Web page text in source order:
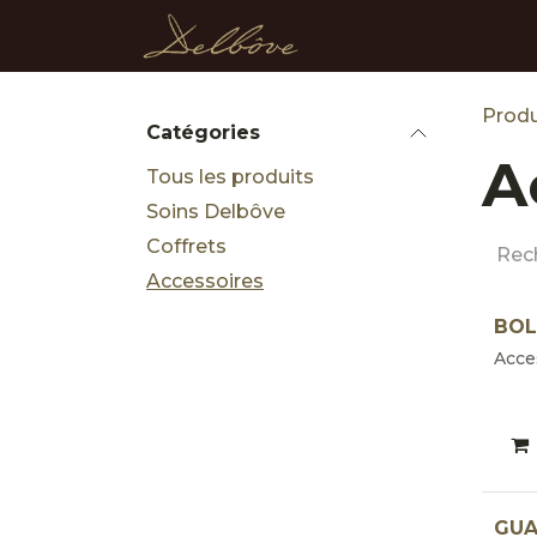
Se rendre au contenu
Catégories
Tous les produits
Soins Delbôve
Coffrets
Accessoires